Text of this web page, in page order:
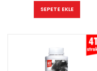
SEPETE EKLE